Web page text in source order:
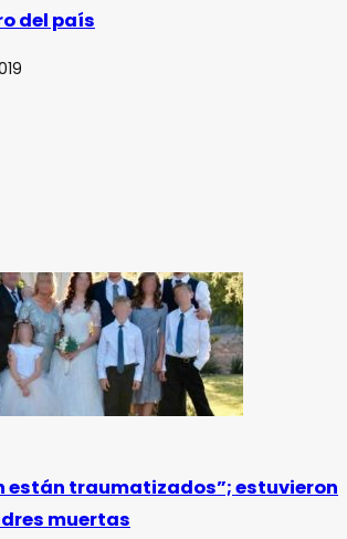
del país
están traumatizados”; estuvieron
muertas